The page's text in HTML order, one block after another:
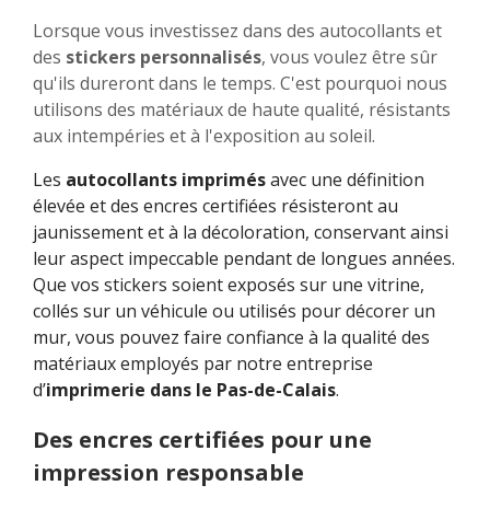
Lorsque vous investissez dans des autocollants et
des stickers personnalisés, vous voulez être sûr
qu'ils dureront dans le temps. C'est pourquoi nous
utilisons des matériaux de haute qualité, résistants
aux intempéries et à l'exposition au soleil.
Les autocollants imprimésavec une définition
élevée et des encres certifiées résisteront au
jaunissement et à la décoloration, conservant ainsi
leur aspect impeccable pendant de longues années.
Que vos stickers soient exposés sur une vitrine,
collés sur un véhicule ou utilisés pour décorer un
mur, vous pouvez faire confiance à la qualité des
matériaux employés par notre entreprise
d’imprimerie dans le Pas-de-Calais.
Des encres certifiées pour une
impression responsable